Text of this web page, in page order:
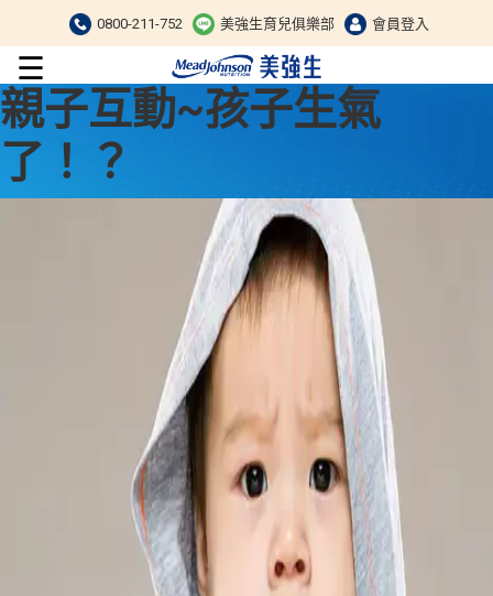
0800-211-752 美強生育兒俱樂部 會員登入
☰
親子互動~孩子生氣
了！？